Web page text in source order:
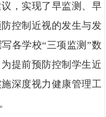
，实现了早监测、早
控制近视的发生与发
各学校“三项监测”数
提前预防控制学生近
深度视力健康管理工